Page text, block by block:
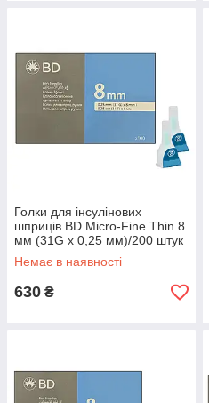
Голки для інсулінових
шприців BD Micro-Fine Thin 8
мм (31G x 0,25 мм)/200 штук
Немає в наявності
630 ₴